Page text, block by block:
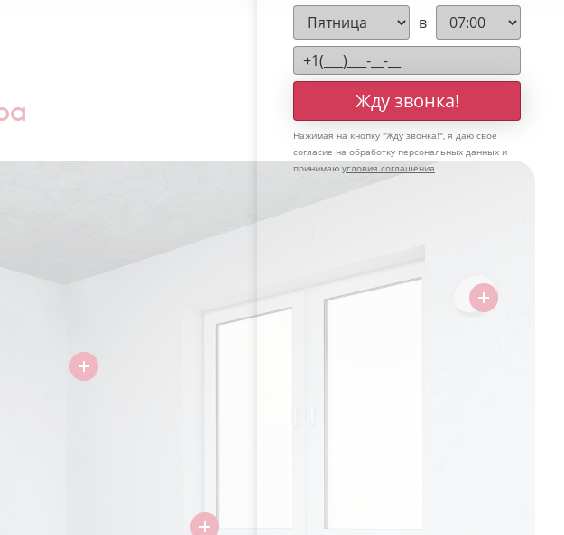
в
Жду звонка!
Нажимая на кнопку "Жду звонка!", я даю свое
согласие на обработку персональных данных и
принимаю условия соглашения